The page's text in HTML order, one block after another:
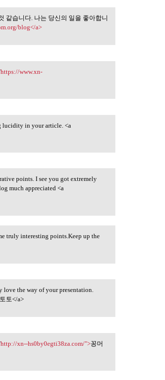
많은
같습니다. 나는 당신의 일을 좋아합니
blog</a>
https://www.xn-
lucidity in your article. <a
points. I see you got extremely
much appreciated <a
truly interesting points.Keep up the
the way of your presentation.
토</a>
http://xn--hs0by0egti38za.com/">꽁머